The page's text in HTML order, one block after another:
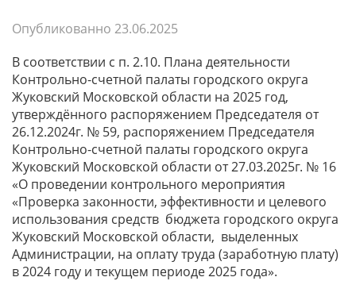
Опубликованно 23.06.2025
В соответствии с п. 2.10. Плана деятельности
Контрольно-счетной палаты городского округа
Жуковский Московской области на 2025 год,
утверждённого распоряжением Председателя от
26.12.2024г. № 59, распоряжением Председателя
Контрольно-счетной палаты городского округа
Жуковский Московской области от 27.03.2025г. № 16
«О проведении контрольного мероприятия
«Проверка законности, эффективности и целевого
использования средств бюджета городского округа
Жуковский Московской области, выделенных
Администрации, на оплату труда (заработную плату)
в 2024 году и текущем периоде 2025 года».